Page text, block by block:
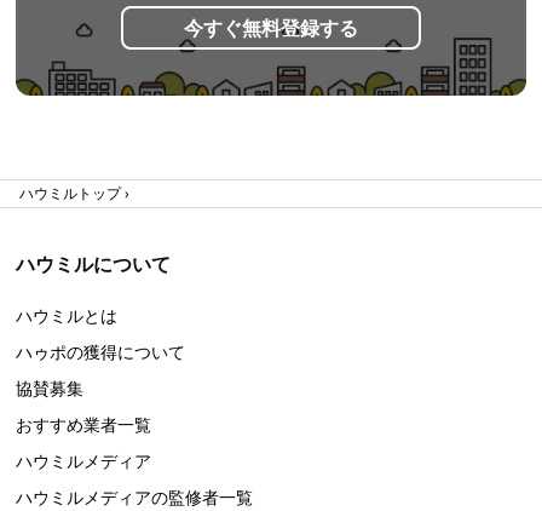
今すぐ無料登録する
ハウミルトップ
ハウミルについて
ハウミルとは
ハゥポの獲得について
協賛募集
おすすめ業者一覧
ハウミルメディア
ハウミルメディアの監修者一覧